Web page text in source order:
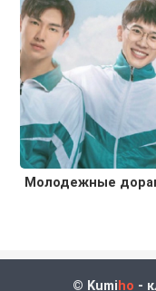
Молодежные
© Kumi ho -